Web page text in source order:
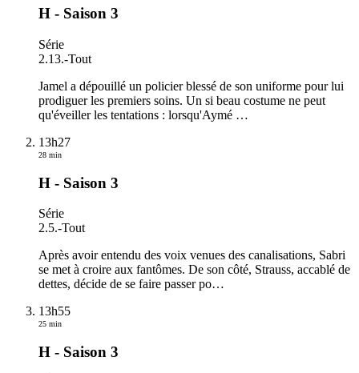
H - Saison 3
Série
2.13.-Tout
Jamel a dépouillé un policier blessé de son uniforme pour lui
prodiguer les premiers soins. Un si beau costume ne peut
qu'éveiller les tentations : lorsqu'Aymé …
13h27
28 min
H - Saison 3
Série
2.5.-Tout
Après avoir entendu des voix venues des canalisations, Sabri
se met à croire aux fantômes. De son côté, Strauss, accablé de
dettes, décide de se faire passer po…
13h55
25 min
H - Saison 3